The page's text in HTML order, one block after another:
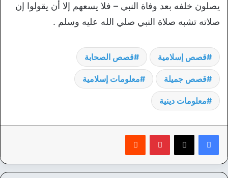
يصلون خلفه بعد وفاة النبي – فلا يسعهم إلا أن يقولوا إن
صلاته تشبه صلاة النبي صلي الله عليه وسلم .
قصص إسلامية قصص الصحابة
قصص جميلة معلومات إسلامية
معلومات دينية
بينتيريست